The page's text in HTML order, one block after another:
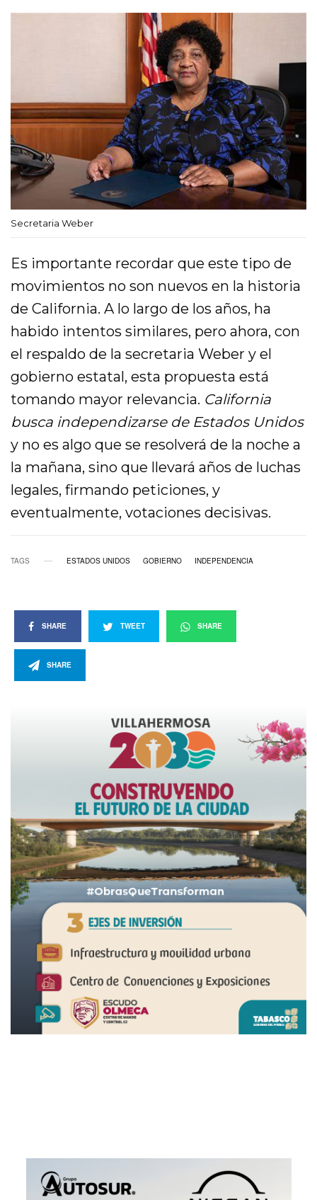
Secretaria Weber
Es importante recordar que este tipo de
movimientos no son nuevos en la historia
de California. A lo largo de los años, ha
habido intentos similares, pero ahora, con
el respaldo de la secretaria Weber y el
gobierno estatal, esta propuesta está
tomando mayor relevancia. California
busca independizarse de Estados Unidos
y no es algo que se resolverá de la noche a
la mañana, sino que llevará años de luchas
legales, firmando peticiones, y
eventualmente, votaciones decisivas.
TAGS ESTADOS UNIDOS GOBIERNO INDEPENDENCIA
SHARE TWEET SHARE
SHARE